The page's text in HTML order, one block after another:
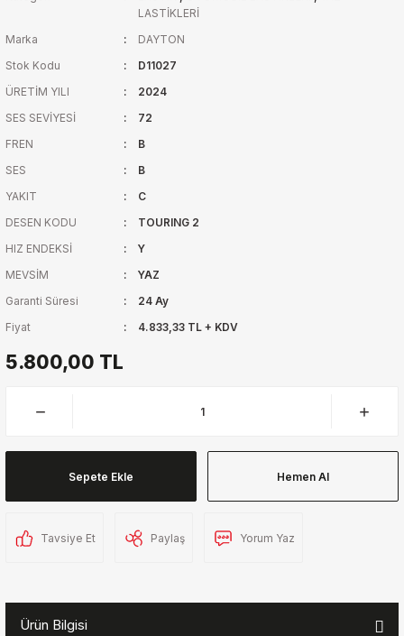
LASTİKLERİ
Marka
DAYTON
Stok Kodu
D11027
ÜRETİM YILI
2024
SES SEVİYESİ
72
FREN
B
SES
B
YAKIT
C
DESEN KODU
TOURING 2
HIZ ENDEKSİ
Y
MEVSİM
YAZ
Garanti Süresi
24 Ay
Fiyat
4.833,33 TL + KDV
5.800,00 TL
Sepete Ekle Hemen Al
Tavsiye Et Paylaş Yorum Yaz
Ürün Bilgisi